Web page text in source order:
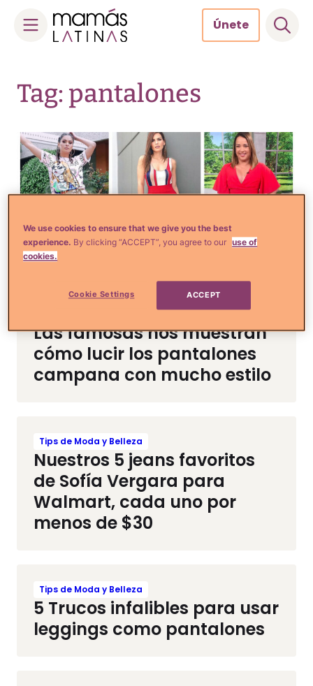
content
Únete
Tag: pantalones
Las famosas nos muestran
cómo lucir los pantalones
campana con mucho estilo
Tips de Moda y Belleza
Nuestros 5 jeans favoritos
de Sofía Vergara para
Walmart, cada uno por
menos de $30
Tips de Moda y Belleza
5 Trucos infalibles para usar
leggings como pantalones
We use cookies to ensure that we give you the best
experience. By clicking “ACCEPT”, you agree to our use of
cookies.
Cookie Settings ACCEPT